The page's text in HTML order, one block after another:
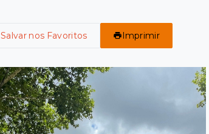
Salvar nos Favoritos Imprimir